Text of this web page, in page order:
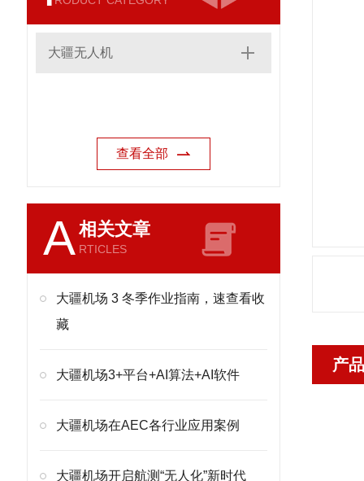
大疆无人机
查看全部
A相关文章
RTICLES
大疆机场 3 冬季作业指南，速查看收
藏
大疆机场3+平台+AI算法+AI软件
大疆机场在AEC各行业应用案例
大疆机场开启航测“无人化”新时代
产